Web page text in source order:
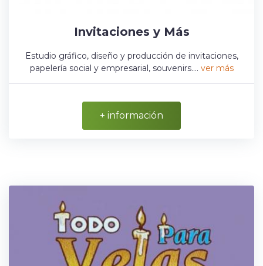
Invitaciones y Más
Estudio gráfico, diseño y producción de invitaciones,
papelería social y empresarial, souvenirs.... ver más
+ información